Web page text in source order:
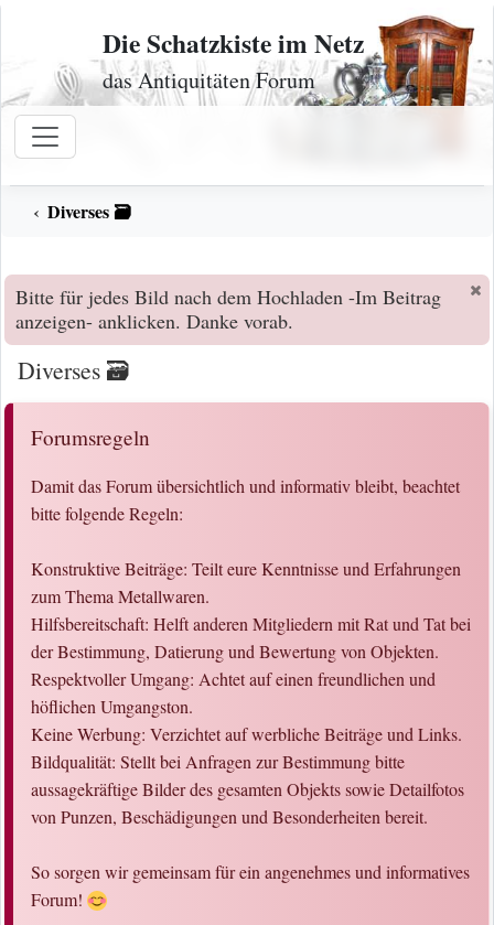
Zum Inhalt
Die Schatzkiste im Netz
das Antiquitäten Forum
Diverses 🗃️
Bitte für jedes Bild nach dem Hochladen -Im Beitrag
anzeigen- anklicken. Danke vorab.
Diverses 🗃️
Forumsregeln
Damit das Forum übersichtlich und informativ bleibt, beachtet
bitte folgende Regeln:
Konstruktive Beiträge: Teilt eure Kenntnisse und Erfahrungen
zum Thema Metallwaren.
Hilfsbereitschaft: Helft anderen Mitgliedern mit Rat und Tat bei
der Bestimmung, Datierung und Bewertung von Objekten.
Respektvoller Umgang: Achtet auf einen freundlichen und
höflichen Umgangston.
Keine Werbung: Verzichtet auf werbliche Beiträge und Links.
Bildqualität: Stellt bei Anfragen zur Bestimmung bitte
aussagekräftige Bilder des gesamten Objekts sowie Detailfotos
von Punzen, Beschädigungen und Besonderheiten bereit.
So sorgen wir gemeinsam für ein angenehmes und informatives
Forum!